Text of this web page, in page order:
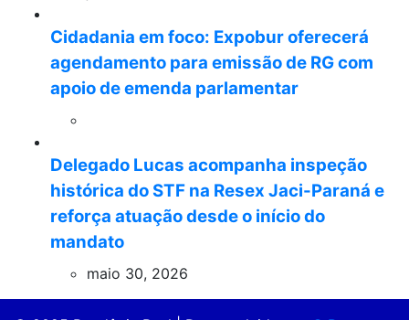
Cidadania em foco: Expobur oferecerá
agendamento para emissão de RG com
apoio de emenda parlamentar
Delegado Lucas acompanha inspeção
histórica do STF na Resex Jaci-Paraná e
reforça atuação desde o início do
mandato
maio 30, 2026